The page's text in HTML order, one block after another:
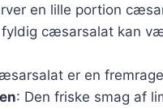
en lille portion
fyldig cæsarsalat kan
er en
: Den friske smag af